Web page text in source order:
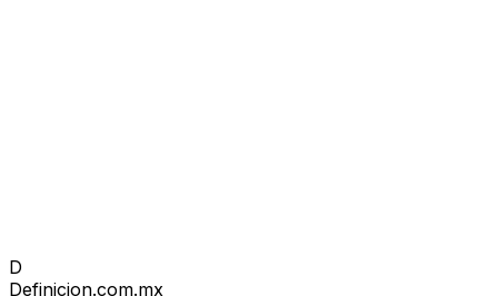
D
Definicion.com.mx